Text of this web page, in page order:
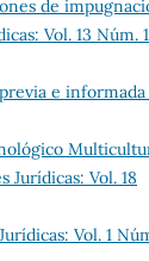
de
Vol. 13 Núm. 1
e informada
Jurídicas: Vol. 18
Vol. 1